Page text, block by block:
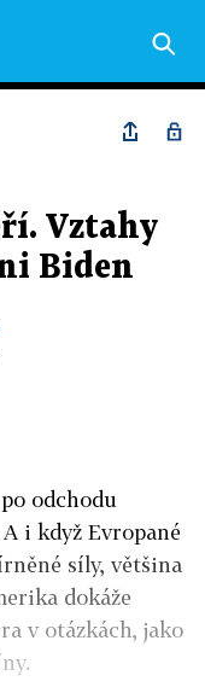
Vztahy
Biden
odchodu
i když Evropané
síly, většina
dokáže
v otázkách, jako